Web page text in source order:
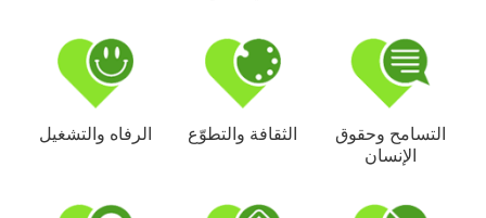
التسامح وحقوق
الإنسان
الثقافة والتطوّع الرفاه والتشغيل